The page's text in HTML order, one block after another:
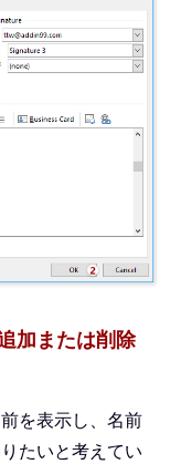
加または削除
を表示し、名前
たいと考えてい